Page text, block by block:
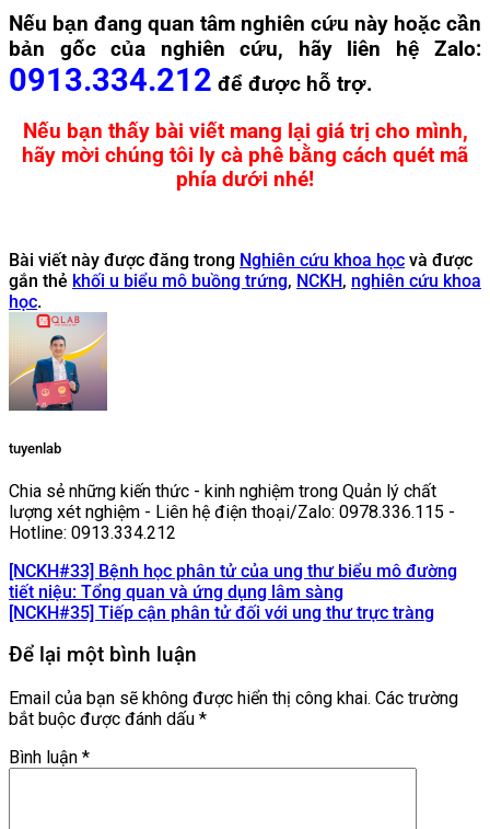
Nếu bạn đang quan tâm nghiên cứu này hoặc cần
bản gốc của nghiên cứu, hãy liên hệ Zalo:
0913.334.212 để được hỗ trợ.
Nếu bạn thấy bài viết mang lại giá trị cho mình,
hãy mời chúng tôi ly cà phê bằng cách quét mã
phía dưới nhé!
Bài viết này được đăng trong Nghiên cứu khoa học và được
gắn thẻ khối u biểu mô buồng trứng, NCKH, nghiên cứu khoa
học.
tuyenlab
Chia sẻ những kiến thức - kinh nghiệm trong Quản lý chất
lượng xét nghiệm - Liên hệ điện thoại/Zalo: 0978.336.115 -
Hotline: 0913.334.212
[NCKH#33] Bệnh học phân tử của ung thư biểu mô đường
tiết niệu: Tổng quan và ứng dụng lâm sàng
[NCKH#35] Tiếp cận phân tử đối với ung thư trực tràng
Để lại một bình luận
Email của bạn sẽ không được hiển thị công khai. Các trường
bắt buộc được đánh dấu *
Bình luận *